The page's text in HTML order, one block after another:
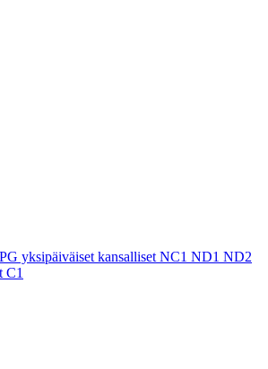
yksipäiväiset kansalliset NC1 ND1 ND2
C1